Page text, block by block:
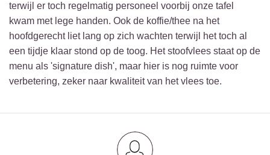
terwijl er toch regelmatig personeel voorbij onze tafel
kwam met lege handen. Ook de koffie/thee na het
hoofdgerecht liet lang op zich wachten terwijl het toch al
een tijdje klaar stond op de toog. Het stoofvlees staat op de
menu als 'signature dish', maar hier is nog ruimte voor
verbetering, zeker naar kwaliteit van het vlees toe.